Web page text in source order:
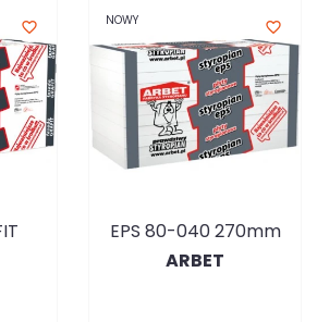
favorite_border NOWY favorite_border
EPS 80-040 270mm
ARBET